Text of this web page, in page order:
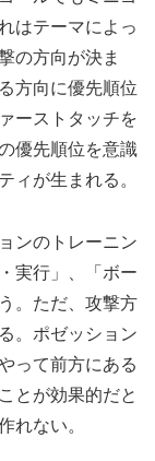
はテーマによっ
の方向が決ま
方向に優先順位
ーストタッチを
優先順位を意識
ィが生まれる。
ンのトレーニン
実行」、「ボー
。ただ、攻撃方
。ポゼッション
って前方にある
とが効果的だと
れない。